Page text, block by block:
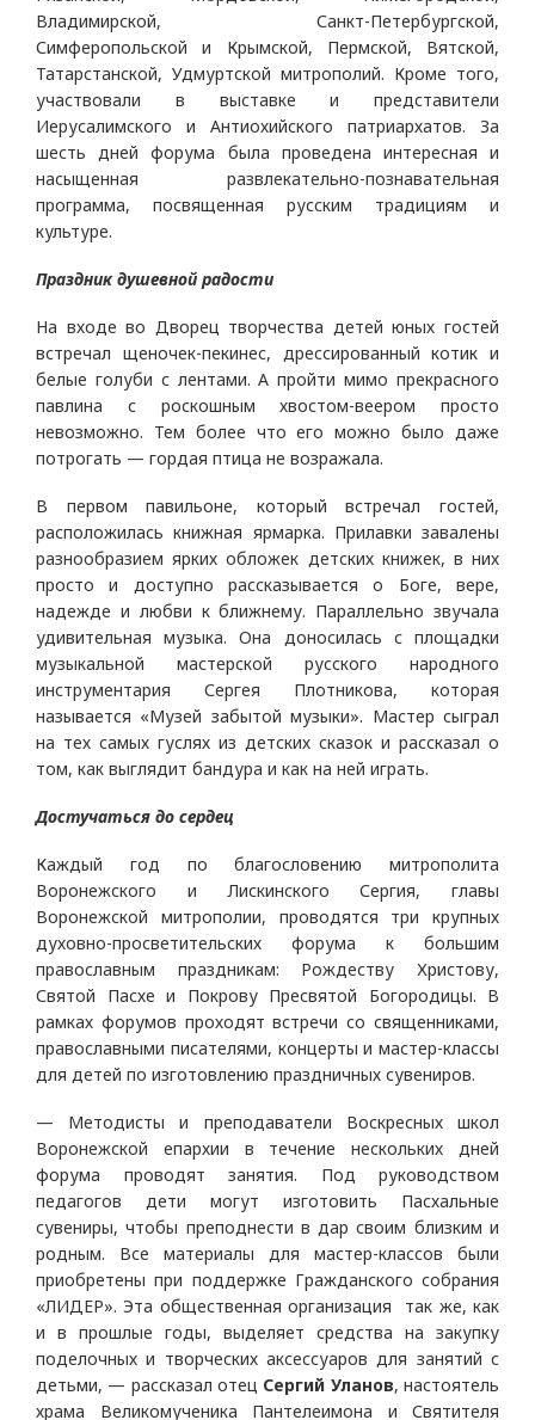
Владимирской, Санкт-Петербургской,
Симферопольской и Крымской, Пермской, Вятской,
Татарстанской, Удмуртской митрополий. Кроме того,
участвовали в выставке и представители
Иерусалимского и Антиохийского патриархатов. За
шесть дней форума была проведена интересная и
насыщенная развлекательно-познавательная
программа, посвященная русским традициям и
культуре.
Праздник душевной радости
На входе во Дворец творчества детей юных гостей
встречал щеночек-пекинес, дрессированный котик и
белые голуби с лентами. А пройти мимо прекрасного
павлина с роскошным хвостом-веером просто
невозможно. Тем более что его можно было даже
потрогать — гордая птица не возражала.
В первом павильоне, который встречал гостей,
расположилась книжная ярмарка. Прилавки завалены
разнообразием ярких обложек детских книжек, в них
просто и доступно рассказывается о Боге, вере,
надежде и любви к ближнему. Параллельно звучала
удивительная музыка. Она доносилась с площадки
музыкальной мастерской русского народного
инструментария Сергея Плотникова, которая
называется «Музей забытой музыки». Мастер сыграл
на тех самых гуслях из детских сказок и рассказал о
том, как выглядит бандура и как на ней играть.
Достучаться до сердец
Каждый год по благословению митрополита
Воронежского и Лискинского Сергия, главы
Воронежской митрополии, проводятся три крупных
духовно-просветительских форума к большим
православным праздникам: Рождеству Христову,
Святой Пасхе и Покрову Пресвятой Богородицы. В
рамках форумов проходят встречи со священниками,
православными писателями, концерты и мастер-классы
для детей по изготовлению праздничных сувениров.
— Методисты и преподаватели Воскресных школ
Воронежской епархии в течение нескольких дней
форума проводят занятия. Под руководством
педагогов дети могут изготовить Пасхальные
сувениры, чтобы преподнести в дар своим близким и
родным. Все материалы для мастер-классов были
приобретены при поддержке Гражданского собрания
«ЛИДЕР». Эта общественная организация так же, как
и в прошлые годы, выделяет средства на закупку
поделочных и творческих аксессуаров для занятий с
детьми, — рассказал отец Сергий Уланов, настоятель
храма Великомученика Пантелеимона и Святителя